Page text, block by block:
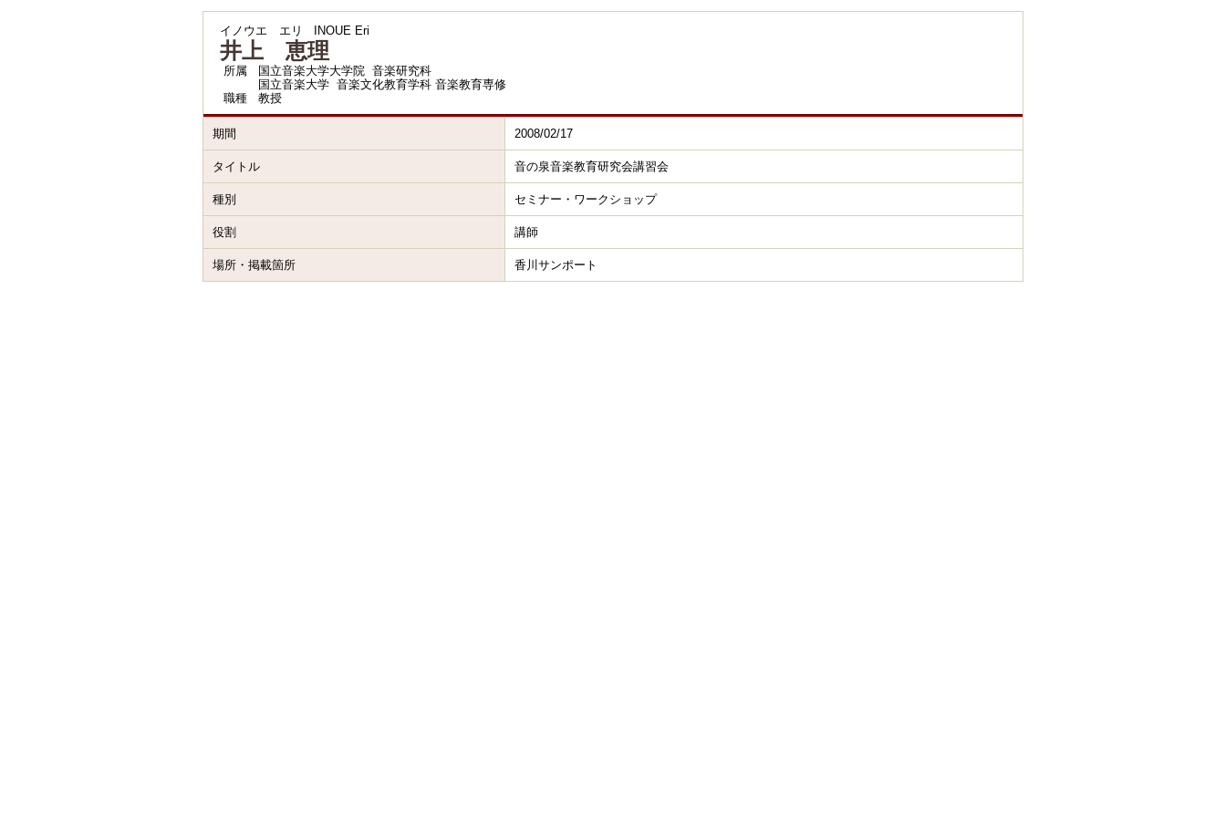
イノウエ エリ INOUE Eri
井上 恵理
所属
国立音楽大学大学院 音楽研究科
国立音楽大学 音楽文化教育学科 音楽教育専修
職種
教授
期間 2008/02/17
タイトル 音の泉音楽教育研究会講習会
種別 セミナー・ワークショップ
役割 講師
場所・掲載箇所 香川サンポート